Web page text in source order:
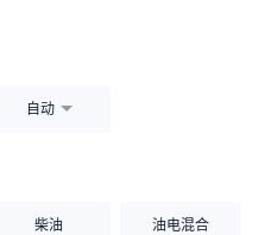
自动
柴油 油电混合